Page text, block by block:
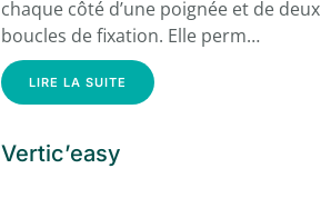
chaque côté d’une poignée et de deux
boucles de fixation. Elle perm…
LIRE LA SUITE
Vertic’easy